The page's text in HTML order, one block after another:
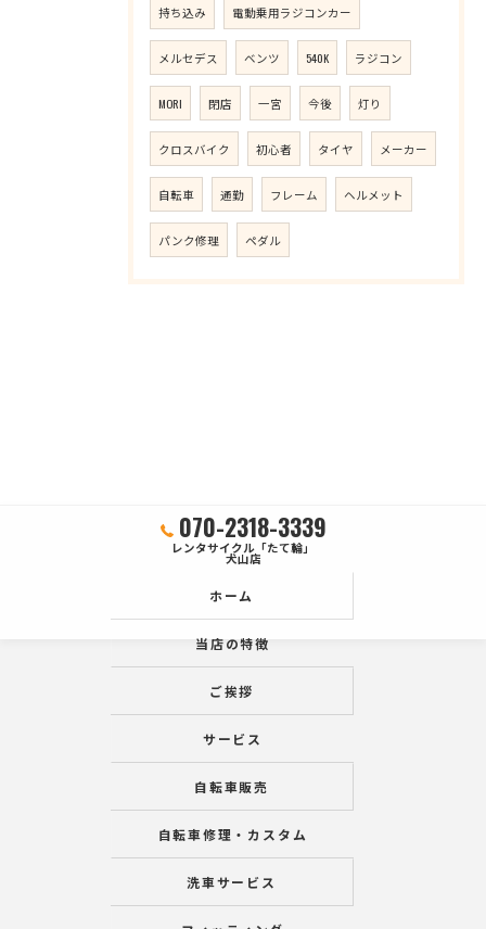
持ち込み 電動乗用ラジコンカー
メルセデス ベンツ 540K ラジコン
MORI 閉店 一宮 今後 灯り
クロスバイク 初心者 タイヤ メーカー
自転車 通勤 フレーム ヘルメット
パンク修理 ペダル
070-2318-3339
レンタサイクル「たて輪」
犬山店
ホーム
当店の特徴
ご挨拶
サービス
自転車販売
自転車修理・カスタム
洗車サービス